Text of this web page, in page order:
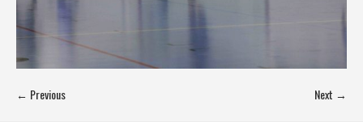
← Previous Next →